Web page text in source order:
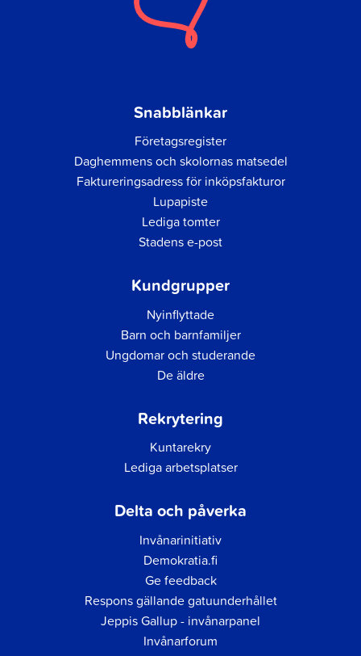
Snabblänkar
Företagsregister
Daghemmens och skolornas matsedel
Faktureringsadress för inköpsfakturor
Lupapiste
Lediga tomter
Stadens e-post
Kundgrupper
Nyinflyttade
Barn och barnfamiljer
Ungdomar och studerande
De äldre
Rekrytering
Kuntarekry
Lediga arbetsplatser
Delta och påverka
Invånarinitiativ
Demokratia.fi
Ge feedback
Respons gällande gatuunderhållet
Jeppis Gallup - invånarpanel
Invånarforum